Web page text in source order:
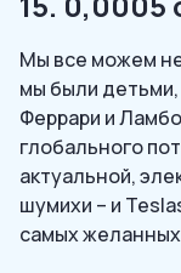
Мы все можем
мы были
Феррари и
глобального
актуальной,
шумихи – и
самых